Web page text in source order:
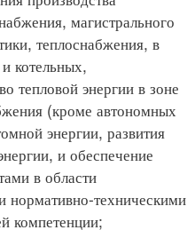
магистрального
теплоснабжения, в
котельных,
тепловой энергии в зоне
(кроме автономных
энергии, развития
и обеспечение
в области
нормативно-техническими
компетенции;